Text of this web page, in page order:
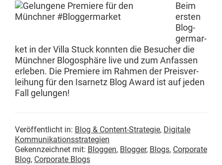
Beim
ersten
Blog­
ger­mar­
ket in der Vil­la Stuck kon­nten die Besuch­er die
Münch­n­er Blo­gosphäre live und zum Anfassen
erleben. Die Pre­miere im Rah­men der Preisver­
lei­hung für den Isar­netz Blog Award ist auf jeden
Fall gelungen!
Veröffentlicht in: Blog & Content-Strategie, Digitale
Kommunikationsstrategien
Gekennzeichnet mit: Bloggen, Blogger, Blogs, Corporate
Blog, Corporate Blogs